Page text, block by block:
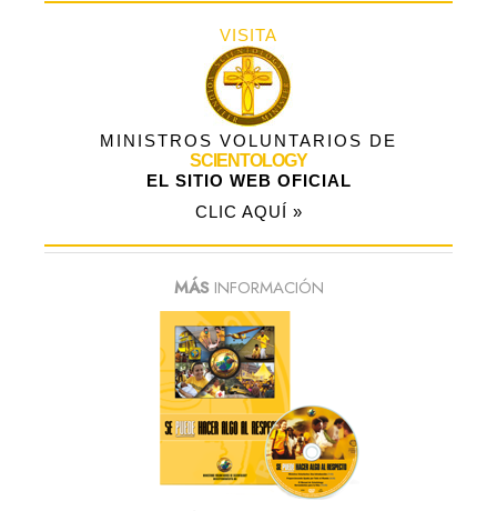
VISITA
MINISTROS VOLUNTARIOS DE
SCIENTOLOGY
EL SITIO WEB OFICIAL
CLIC AQUÍ »
MÁSINFORMACIÓN